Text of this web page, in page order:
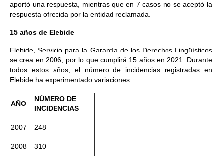
aportó una respuesta, mientras que en 7 casos no se aceptó la
respuesta ofrecida por la entidad reclamada.
15 años de Elebide
Elebide, Servicio para la Garantía de los Derechos Lingüísticos
se crea en 2006, por lo que cumplirá 15 años en 2021. Durante
todos estos años, el número de incidencias registradas en
Elebide ha experimentado variaciones:
AÑO
NÚMERO DE
INCIDENCIAS
2007 248
2008 310